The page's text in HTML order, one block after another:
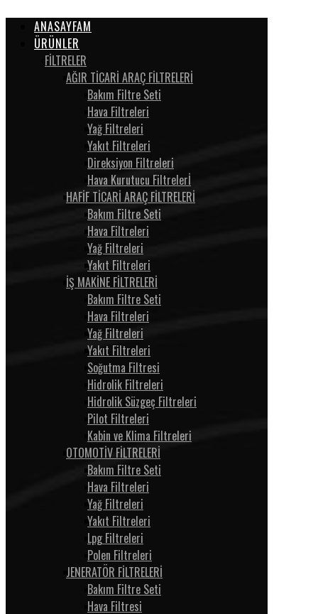
ANASAYFAM
ÜRÜNLER
FİLTRELER
AĞIR TİCARİ ARAÇ FİLTRELERİ
Bakım Filtre Seti
Hava Filtreleri
Yağ Filtreleri
Yakıt Filtreleri
Direksiyon Filtreleri
Hava Kurutucu Filtrelerİ
HAFİF TİCARİ ARAÇ FİLTRELERİ
Bakım Filtre Seti
Hava Filtreleri
Yağ Filtreleri
Yakıt Filtreleri
İŞ MAKİNE FİLTRELERİ
Bakım Filtre Seti
Hava Filtreleri
Yağ Filtreleri
Yakıt Filtreleri
Soğutma Filtresi
Hidrolik Filtreleri
Hidrolik Süzgeç Filtreleri
Pilot Filtreleri
Kabin ve Klima Filtreleri
OTOMOTİV FİLTRELERİ
Bakım Filtre Seti
Hava Filtreleri
Yağ Filtreleri
Yakıt Filtreleri
Lpg Filtreleri
Polen Filtreleri
JENERATÖR FİLTRELERİ
Bakım Filtre Seti
Hava Filtresi